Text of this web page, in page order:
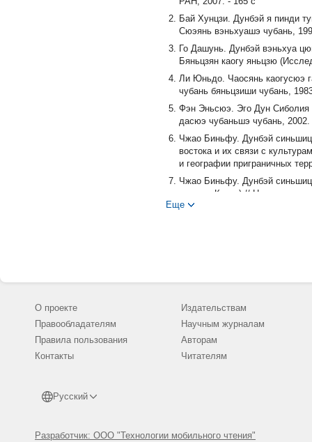
Бай Хунцзи. Дунбэй я пинди
Сюэянь вэньхуашэ чубань,
Го Дашунь. Дунбэй вэньхуа
Бяньцзян каогу яньцзю
Ли Юньдо. Чаосянь каогусюэ
чубань бяньцзиши чубань,
Фэн Эньсюэ. Эго Дун Сиболия
дасюэ чубаньшэ чубань, 2002.
Чжао Биньфу. Дунбэй
востока и их связи с
и географии приграничных
Чжао Биньфу. Дунбэй
востока Китая) // Цюши
Шэнь Фан. Цзяодун баньдао
Еще
О проекте
Правообладателям
Правила пользования
Контакты
Русский
Разработчик: ООО "Технологии мобильного чтения"
Издательствам
Научным журналам
Авторам
Читателям